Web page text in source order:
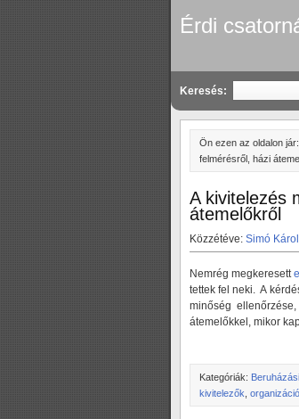
Érdi
Keresés:
Ön ezen az oldalon jár:
felmérésről, házi
A kivitelezés
átemelőkről
Közzétéve: Simó
Nemrég megkeresett
tettek fel neki. A
minőség
átemelőkkel, mikor
Kategóriák:
kivitelezők